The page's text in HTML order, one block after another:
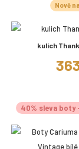
Nově
kulich
40% sleva boty